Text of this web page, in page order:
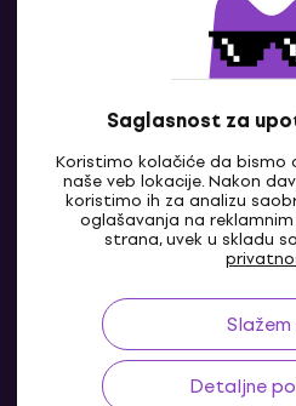
Saglasnost za
Koristimo kolačiće da
naše veb lokacije. Nakon
koristimo ih za analizu
oglašavanja na
strana, uvek u skladu
Detaljne